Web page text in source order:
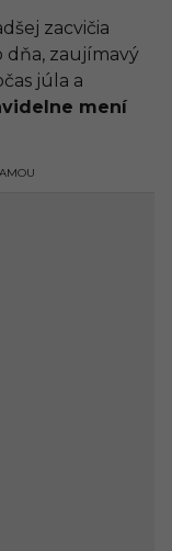
zacvičia
dňa, zaujímavý
júla a
mení